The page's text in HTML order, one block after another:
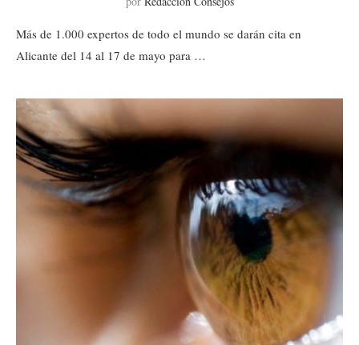
Más de 1.000 expertos de todo el mundo se darán cita en
Alicante del 14 al 17 de mayo para …